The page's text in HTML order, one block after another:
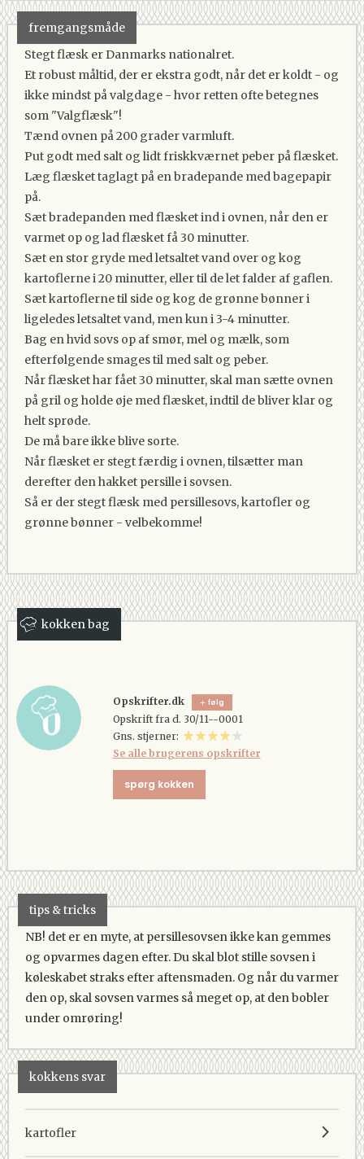
fremgangsmåde
Stegt flæsk er Danmarks nationalret.
Et robust måltid, der er ekstra godt, når det er koldt - og
ikke mindst på valgdage - hvor retten ofte betegnes
som "Valgflæsk"!
Tænd ovnen på 200 grader varmluft.
Put godt med salt og lidt friskkværnet peber på flæsket.
Læg flæsket taglagt på en bradepande med bagepapir
på.
Sæt bradepanden med flæsket ind i ovnen, når den er
varmet op og lad flæsket få 30 minutter.
Sæt en stor gryde med letsaltet vand over og kog
kartoflerne i 20 minutter, eller til de let falder af gaflen.
Sæt kartoflerne til side og kog de grønne bønner i
ligeledes letsaltet vand, men kun i 3-4 minutter.
Bag en hvid sovs op af smør, mel og mælk, som
efterfølgende smages til med salt og peber.
Når flæsket har fået 30 minutter, skal man sætte ovnen
på gril og holde øje med flæsket, indtil de bliver klar og
helt sprøde.
De må bare ikke blive sorte.
Når flæsket er stegt færdig i ovnen, tilsætter man
derefter den hakket persille i sovsen.
Så er der stegt flæsk med persillesovs, kartofler og
grønne bønner - velbekomme!
kokken bag
Opskrifter.dk følg
Opskrift fra d. 30/11--0001
Gns. stjerner:
Se alle brugerens opskrifter
spørg kokken
tips & tricks
NB! det er en myte, at persillesovsen ikke kan gemmes
og opvarmes dagen efter. Du skal blot stille sovsen i
køleskabet straks efter aftensmaden. Og når du varmer
den op, skal sovsen varmes så meget op, at den bobler
under omrøring!
kokkens svar
kartofler